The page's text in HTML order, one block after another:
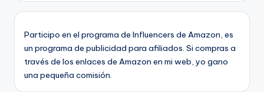
Participo en el programa de Influencers de Amazon, es
un programa de publicidad para afiliados. Si compras a
través de los enlaces de Amazon en mi web, yo gano
una pequeña comisión.